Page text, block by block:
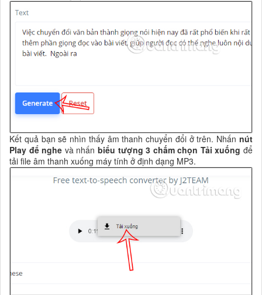
Kết quả bạn sẽ nhìn thấy âm thanh chuyển đổi ở trên. Nhấn nút
Play để nghe và nhấn biểu tượng 3 chấm chọn Tải xuống để
tải file âm thanh xuống máy tính ở định dạng MP3.